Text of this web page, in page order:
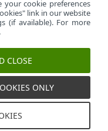
қарау
Cookie файлдарын
басқару
cookie preferences
link in our website
(if available). For more
CLOSE
ONLY